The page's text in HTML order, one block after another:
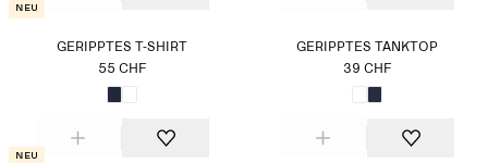
Neu
GERIPPTES T-SHIRT
55 CHF
GERIPPTES TANKTOP
39 CHF
Neu